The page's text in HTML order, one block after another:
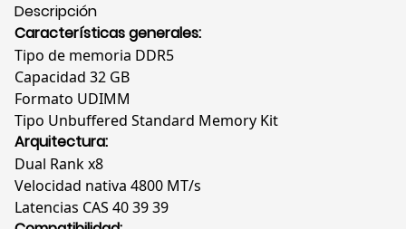
Descripción
Características generales:
Tipo de memoria DDR5
Capacidad 32 GB
Formato UDIMM
Tipo Unbuffered Standard Memory Kit
Arquitectura:
Dual Rank x8
Velocidad nativa 4800 MT/s
Latencias CAS 40 39 39